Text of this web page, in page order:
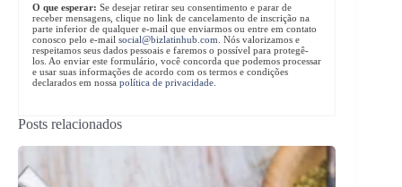
O que esperar: Se desejar retirar seu consentimento e parar de
receber mensagens, clique no link de cancelamento de inscrição na
parte inferior de qualquer e-mail que enviarmos ou entre em contato
conosco pelo e-mail social@bizlatinhub.com . Nós valorizamos e
respeitamos seus dados pessoais e faremos o possível para protegê-
los. Ao enviar este formulário, você concorda que podemos processar
e usar suas informações de acordo com os termos e condições
declarados em nossa política de privacidade
Posts relacionados